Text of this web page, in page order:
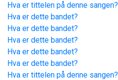
Hva er tittelen på denne sangen?
Hva er dette bandet?
Hva er dette bandet?
Hva er dette bandet?
Hva er dette bandet?
Hva er dette bandet?
Hva er tittelen på denne sangen?